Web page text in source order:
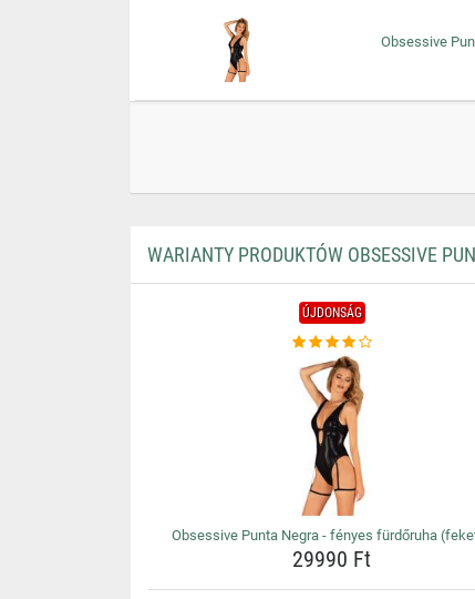
Obsessive
WARIANTY PRODUKTÓW OBSESSIVE
ÚJDONSÁG
Obsessive Punta Negra - fényes fürdőruha
29990 Ft